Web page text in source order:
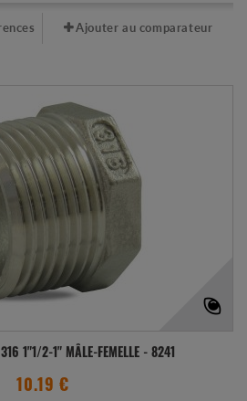
Ajouter au comparateur
1"1/2-1" MÂLE-FEMELLE - 8241
10.19 €